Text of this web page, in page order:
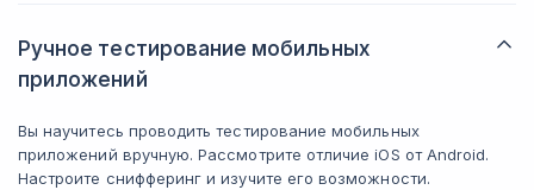
Ручное тестирование мобильных
приложений
Вы научитесь проводить тестирование мобильных
приложений вручную. Рассмотрите отличие iOS от Android.
Настроите снифферинг и изучите его возможности.